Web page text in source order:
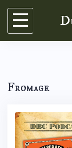
Skip
content
Fromage